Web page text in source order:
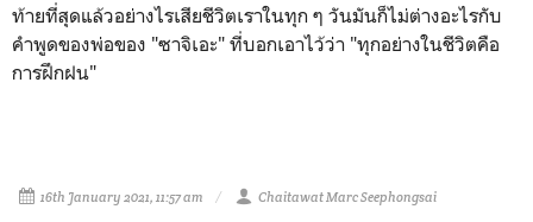
ท้ายที่สุดแล้วอย่างไรเสียชีวิตเราในทุก ๆ วันมันก็ไม่ต่างอะไรกับ
คำพูดของพ่อของ "ซาจิเอะ" ที่บอกเอาไว้ว่า "ทุกอย่างในชีวิตคือ
การฝึกฝน"
16th January 2021, 11:57 am Chaitawat Marc Seephongsai